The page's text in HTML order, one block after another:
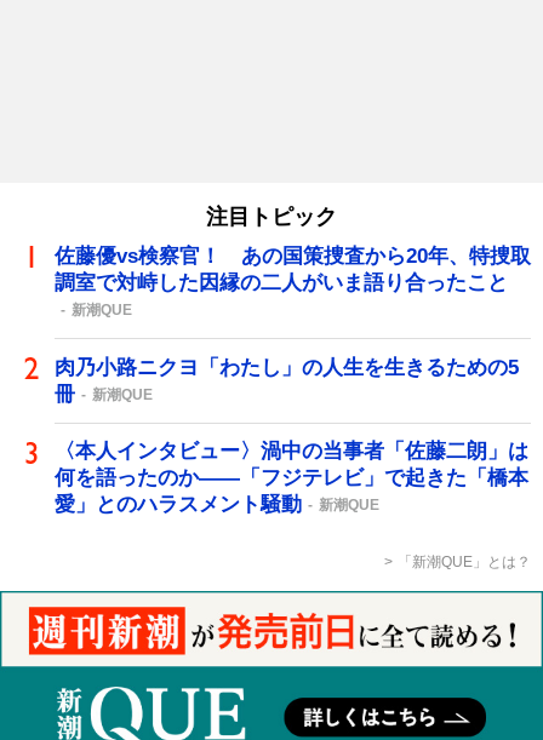
注目トピック
佐藤優vs検察官！ あの国策捜査から20年、特捜取
調室で対峙した因縁の二人がいま語り合ったこと
新潮QUE
肉乃小路ニクヨ「わたし」の人生を生きるための5
冊
新潮QUE
〈本人インタビュー〉渦中の当事者「佐藤二朗」は
何を語ったのか――「フジテレビ」で起きた「橋本
愛」とのハラスメント騒動
新潮QUE
「新潮QUE」とは？